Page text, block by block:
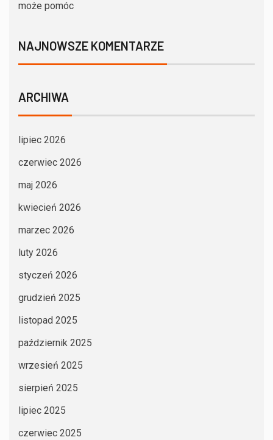
może pomóc
NAJNOWSZE KOMENTARZE
ARCHIWA
lipiec 2026
czerwiec 2026
maj 2026
kwiecień 2026
marzec 2026
luty 2026
styczeń 2026
grudzień 2025
listopad 2025
październik 2025
wrzesień 2025
sierpień 2025
lipiec 2025
czerwiec 2025